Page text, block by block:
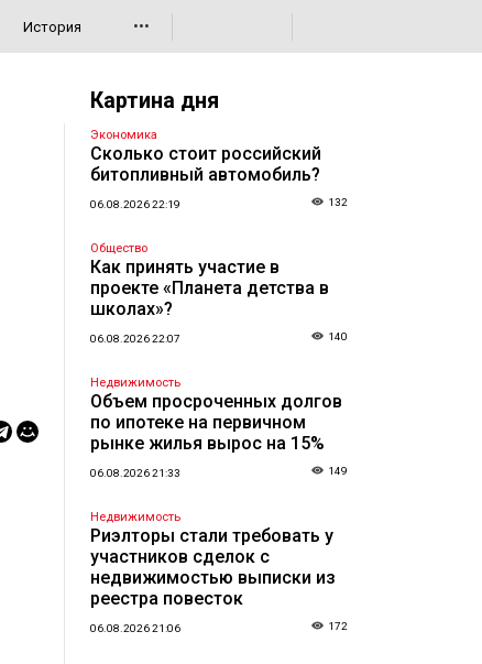
История •••
Картина дня
Экономика
Сколько стоит российский
битопливный автомобиль?
06.08.2026 22:19 132
Общество
Как принять участие в
проекте «Планета детства в
школах»?
06.08.2026 22:07 140
Недвижимость
Объем просроченных долгов
по ипотеке на первичном
рынке жилья вырос на 15%
06.08.2026 21:33 149
Недвижимость
Риэлторы стали требовать у
участников сделок с
недвижимостью выписки из
реестра повесток
06.08.2026 21:06 172